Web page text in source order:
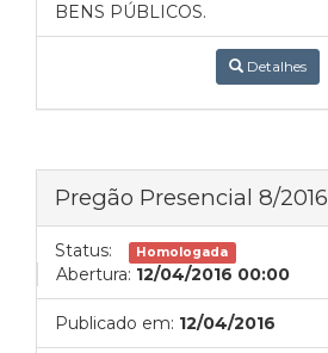
BENS PÚBLICOS.
Detalhes
Pregão Presencial 8/2016
Status: Homologada
Abertura: 12/04/2016 00:00
Publicado em: 12/04/2016